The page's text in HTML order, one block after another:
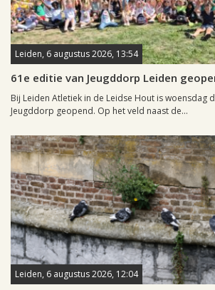
Leiden, 6 augustus 2026, 13:54
61e editie van Jeugddorp Leiden
Bij Leiden Atletiek in de Leidse Hout is woensdag
Jeugddorp geopend. Op het veld naast de...
Leiden, 6 augustus 2026, 12:04